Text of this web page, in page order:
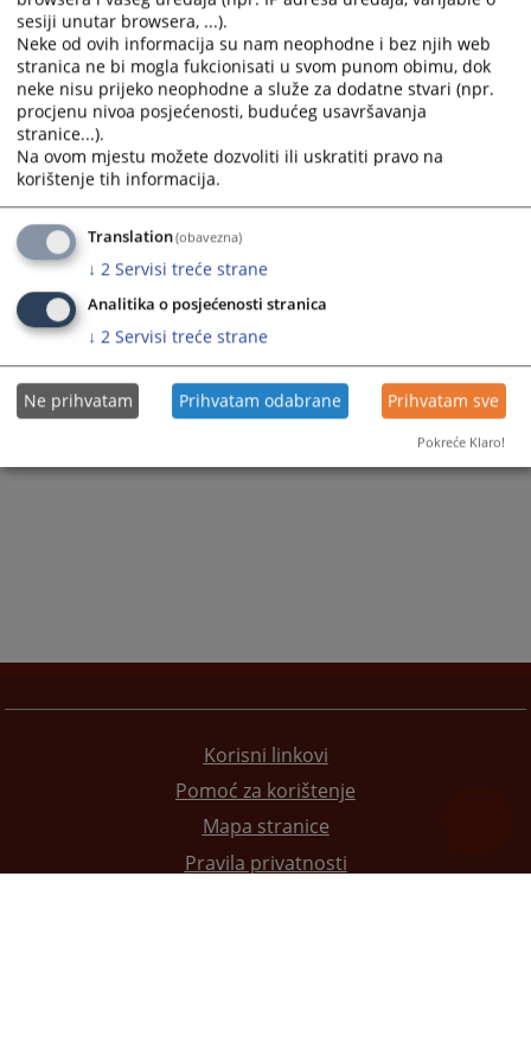
izmjena i dopuna plana JN 15.04.2026.
127 PREGLEDA
Korisni linkovi
Pomoć za korištenje
Mapa stranice
Pravila privatnosti
sesiji unutar browsera, ...).
Neke od ovih informacija su nam neophodne i bez njih web
stranica ne bi mogla fukcionisati u svom punom obimu, dok
neke nisu prijeko neophodne a služe za dodatne stvari (npr.
procjenu nivoa posjećenosti, budućeg usavršavanja
stranice...).
Na ovom mjestu možete dozvoliti ili uskratiti pravo na
korištenje tih informacija.
Translation(obavezna)
↓ 2 Servisi treće strane
Analitika o posjećenosti stranica
↓ 2 Servisi treće strane
Ne prihvatam Prihvatam odabrane Prihvatam sve
Pokreće Klaro!